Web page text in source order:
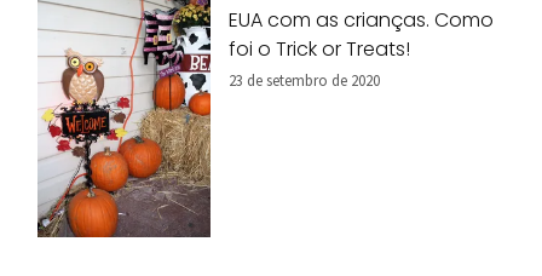
EUA com as crianças. Como
foi o Trick or Treats!
23 de setembro de 2020